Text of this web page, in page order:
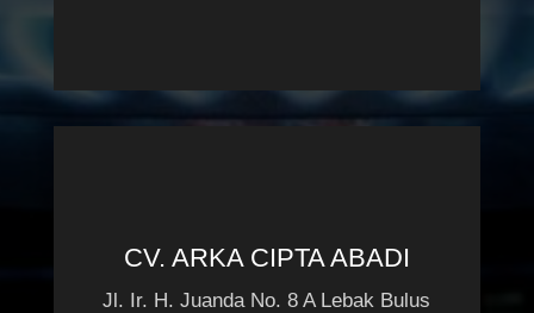
CV. ARKA CIPTA ABADI
Jl. Ir. H. Juanda No. 8 A Lebak Bulus